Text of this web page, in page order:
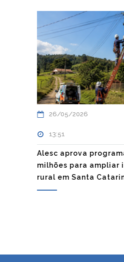
26/05/2026
13:51
Alesc aprova
milhões para ampliar
rural em Santa